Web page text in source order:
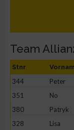
Team
Stnr
344 Peter
351
No
380
Patryk
328
Lisa